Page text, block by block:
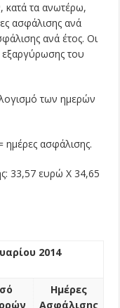
κατά τα ανωτέρω,
ασφάλισης ανά
ανά έτος. Οι
εξαργύρωσης του
των ημερών
ασφάλισης.
33,57 ευρώ Χ 34,65
2014
Ημέρες
Ασφάλισης